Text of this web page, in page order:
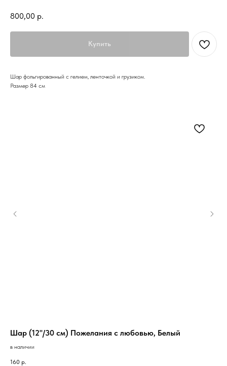
800,00 р.
Купить
Шар фольгированный с гелием, ленточкой и грузиком.
Размер 84 см
Шар (12''/30 см) Пожелания с любовью, Белый
в наличии
160 р.